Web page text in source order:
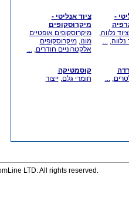
-
,
,
...
ציוד אנליטי -
מיקרוסקופים
מיקרוסקופים אופטיים
מונו,מיקרוסקופים
אלקטרוניים חודרים,
...
,
...
קוסמטיקה
חומרי גלם,ייצור
LTD. All rights reserved.